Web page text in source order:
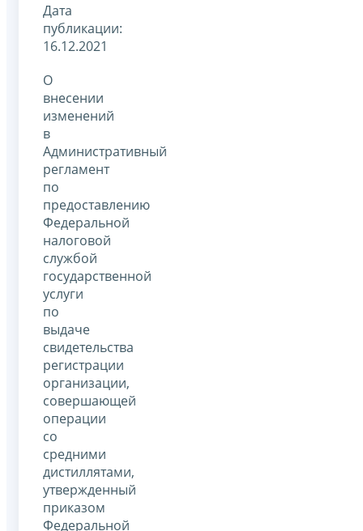
Дата
публикации:
16.12.2021
О
внесении
изменений
в
Административный
регламент
по
предоставлению
Федеральной
налоговой
службой
государственной
услуги
по
выдаче
свидетельства
регистрации
организации,
совершающей
операции
со
средними
дистиллятами,
утвержденный
приказом
Федеральной